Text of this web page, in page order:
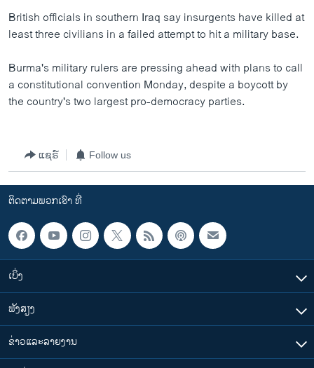
ຊີວິດຊາວລາວ
ຊຸມຊົນຊາວລາວ
ວິທະຍາສາດ-ເທັກໂນໂລຈີ
ທຸລະກິດ
ສຽງ
ລາຍການກະຈາຍສຽງ
ຕິດຕາມພວກເຮົາ ທີ່
British officials in southern Iraq say insurgents have killed at
least three civilians in a failed attempt to hit a military base.
Burma's military rulers are pressing ahead with plans to call
a constitutional convention Monday, despite a boycott by
the country's two largest pro-democracy parties.
ແຊຣ໌ Follow us
ຕິດຕາມພວກເຮົາ ທີ່
ເບິ່ງ
ຟັງສຽງ
ຂ່າວແລະລາຍງານ